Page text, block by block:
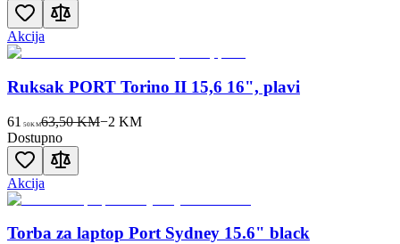
Akcija
Ruksak PORT Torino II 15,6 16", plavi
61 50KM63,50 KM−2 KM
Dostupno
Akcija
Torba za laptop Port Sydney 15.6" black